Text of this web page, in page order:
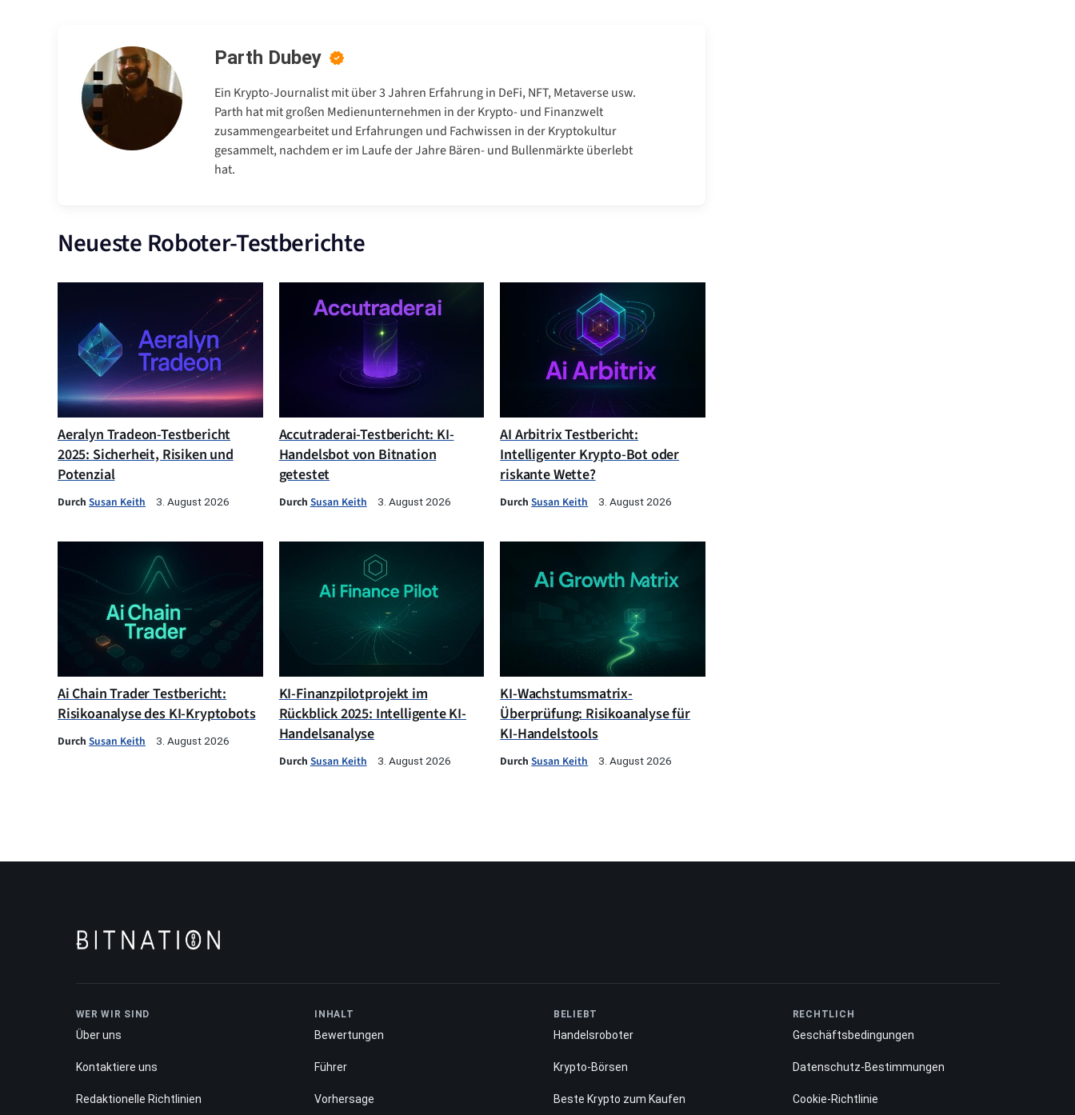
Parth Dubey
Ein Krypto-Journalist mit über 3 Jahren Erfahrung in DeFi, NFT, Metaverse usw.
Parth hat mit großen Medienunternehmen in der Krypto- und Finanzwelt
zusammengearbeitet und Erfahrungen und Fachwissen in der Kryptokultur
gesammelt, nachdem er im Laufe der Jahre Bären- und Bullenmärkte überlebt
hat.
Neueste Roboter-Testberichte
Aeralyn Tradeon-Testbericht
2025: Sicherheit, Risiken und
Potenzial
Durch Susan Keith 3. August 2026
Accutraderai-Testbericht: KI-
Handelsbot von Bitnation
getestet
Durch Susan Keith 3. August 2026
AI Arbitrix Testbericht:
Intelligenter Krypto-Bot oder
riskante Wette?
DurchSusan Keith 3. August 2026
Ai Chain Trader Testbericht:
Risikoanalyse des KI-Kryptobots
Durch Susan Keith 3. August 2026
KI-Finanzpilotprojekt im
Rückblick 2025: Intelligente KI-
Handelsanalyse
Durch Susan Keith 3. August 2026
KI-Wachstumsmatrix-
Überprüfung: Risikoanalyse für
KI-Handelstools
DurchSusan Keith 3. August 2026
WER WIR SIND
Über uns
Kontaktiere uns
Redaktionelle Richtlinien
INHALT
Bewertungen
Führer
Vorhersage
BELIEBT
Handelsroboter
Krypto-Börsen
Beste Krypto zum Kaufen
RECHTLICH
Geschäftsbedingungen
Datenschutz-Bestimmungen
Cookie-Richtlinie